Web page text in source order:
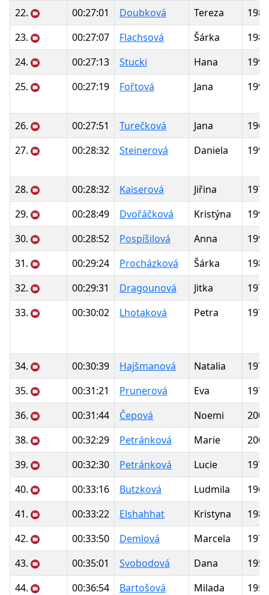
22.
00:27:01 Doubková Tereza
1989
23.
00:27:07 Flachsová Šárka
1980
24.
00:27:13 Stucki Hana
1990
25.
00:27:19 Fořtová Jana 1990
26. 00:27:51 Turečková Jana
1968
27.
00:28:32 Steinerová Daniela 1991
28. 00:28:32 Kaiserová Jiřina
1976
29.
00:28:49 Dvořáčková Kristýna
1992
30.
00:28:52 Pospíšilová Anna
1998
31.
00:29:24 Procházková Šárka
1988
32.
00:29:31 Dragounová Jitka
1977
33.
00:30:02 Lhotaková Petra 1978
34. 00:30:39 Hajšmanová Natalia
1979
35.
00:31:21 Prunerová Eva
1979
36.
00:31:44 Čepová Noemi
2007
38.
00:32:29 Petránková Marie
2006
39.
00:32:30 Petránková Lucie
1977
40.
00:33:16 Butzková Ludmila
1961
41.
00:33:22 Elshahhat Kristyna
1988
42.
00:33:50 Demlová Marcela
1972
43.
00:35:01 Svobodová Dana
1952
44.
00:36:54 Bartošová Milada 1953